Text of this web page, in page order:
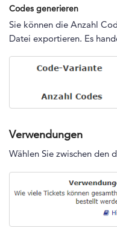
Codes generieren
Sie können die Anzahl
Datei exportieren. Es
Verwendungen
Wählen Sie zwischen den